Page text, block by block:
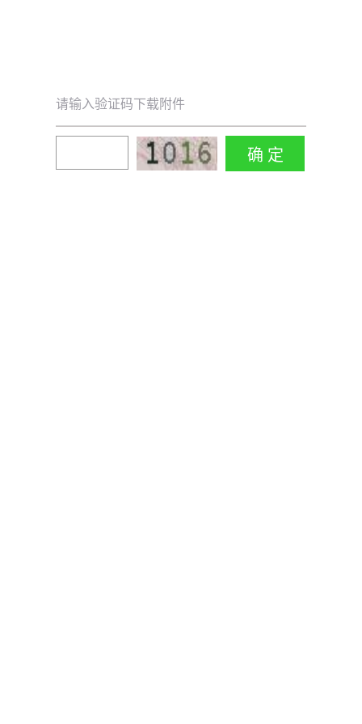
请输入验证码下载附件